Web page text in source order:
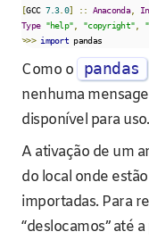
[GCC 7.3. 0] :: Anaconda,
Type "help" "copyright"
>>> import pandas
Como o pandas
nenhuma
disponível para uso.
A ativação de um
do local onde
importadas. Para
“deslocamos” até